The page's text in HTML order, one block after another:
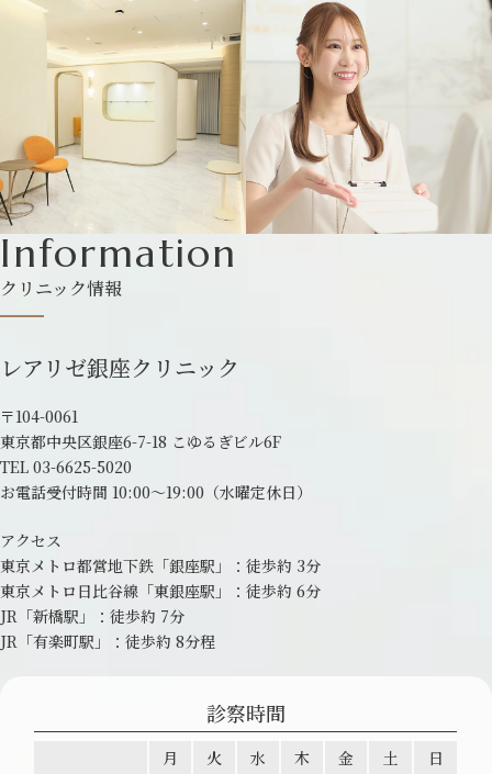
Information
クリニック情報
レアリゼ銀座クリニック
〒104-0061
東京都中央区銀座6-7-18 こゆるぎビル6F
TEL 03-6625-5020
お電話受付時間 10:00～19:00 （水曜定休日）
アクセス
東京メトロ都営地下鉄「銀座駅」： 徒歩約 3分
東京メトロ日比谷線「東銀座駅」： 徒歩約 6分
JR「新橋駅」：徒歩約 7分
JR「有楽町駅」：徒歩約 8分程
診察時間
月 火 水 木 金 土 日